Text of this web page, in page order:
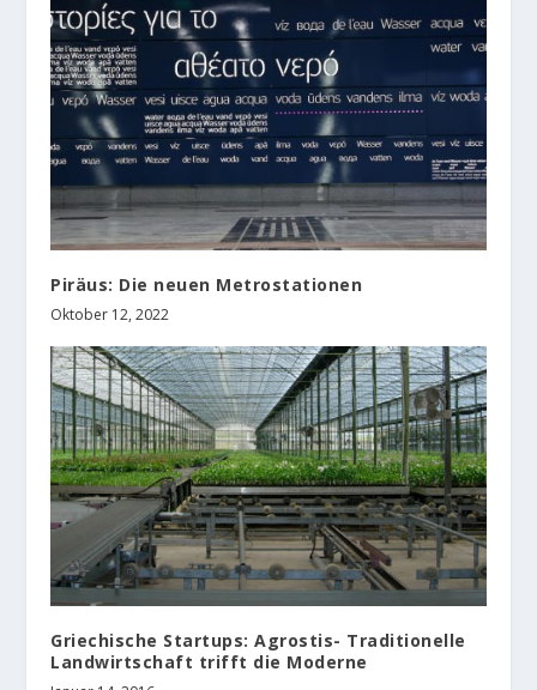
Piräus: Die neuen Metrostationen
Oktober 12, 2022
Griechische Startups: Agrostis- Traditionelle
Landwirtschaft trifft die Moderne